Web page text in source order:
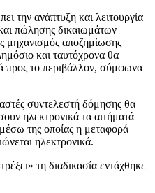
την ανάπτυξη και λειτουργία
πώλησης δικαιωμάτων
μηχανισμός αποζημίωσης
και ταυτόχρονα θα
προς το περιβάλλον, σύμφωνα
συντελεστή δόμησης θα
ηλεκτρονικά τα αιτήματά
της οποίας η μεταφορά
ηλεκτρονικά.
τη διαδικασία εντάχθηκε